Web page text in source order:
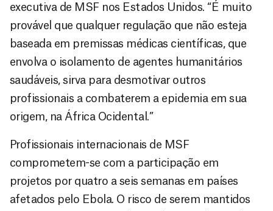
executiva de MSF nos Estados Unidos. “É muito
provável que qualquer regulação que não esteja
baseada em premissas médicas científicas, que
envolva o isolamento de agentes humanitários
saudáveis, sirva para desmotivar outros
profissionais a combaterem a epidemia em sua
origem, na África Ocidental.”
Profissionais internacionais de MSF
comprometem-se com a participação em
projetos por quatro a seis semanas em países
afetados pelo Ebola. O risco de serem mantidos